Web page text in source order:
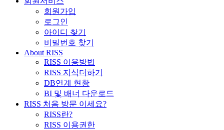
회원가입
로그인
아이디 찾기
비밀번호 찾기
About RISS
RISS 이용방법
RISS 지식더하기
DB연계 현황
BI 및 배너 다운로드
RISS 처음 방문 이세요?
RISS란?
RISS 이용권한